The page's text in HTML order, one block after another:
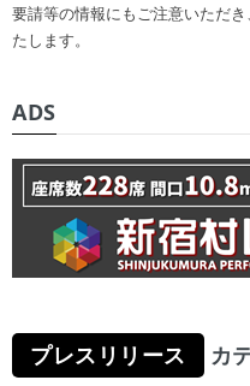
要請等の情報にもご注意いただ
たします。
ADS
プレスリリース カ